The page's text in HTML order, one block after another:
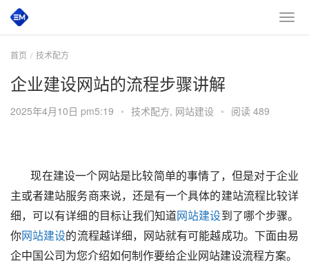
首页 技术配方
企业建设网站的流程步骤讲解
2025年4月10日 pm5:19 • 技术配方, 网站建设 • 阅读 489
现在建设一个网站是比较简单的事情了，但是对于企业
主或者建站服务商来说，还是有一个具体的建站流程比较详
细，可以有详细的目标让我们知道网站建设到了哪个步骤。
你网站建设的流程越详细，网站就有可能越成功。下面由易
企中国公司为您介绍如何制作要给企业网站建设流程方案。